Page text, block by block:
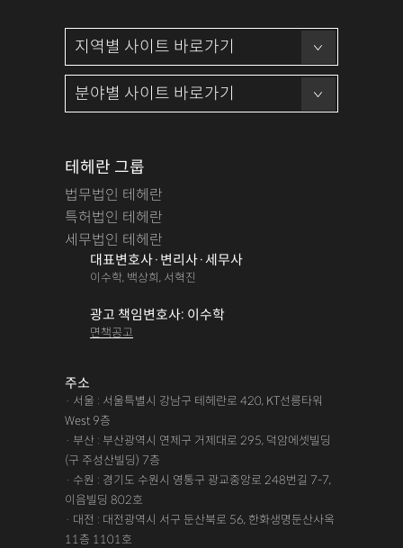
테헤란 그룹
법무법인 테헤란
특허법인 테헤란
세무법인 테헤란
대표변호사·변리사·세무사
이수학, 백상희, 서혁진
광고 책임변호사: 이수학
면책공고
주소
· 서울 : 서울특별시 강남구 테헤란로 420, KT선릉타워
West 9층
· 부산 : 부산광역시 연제구 거제대로 295, 덕암에셋빌딩
(구 주성산빌딩) 7층
· 수원 : 경기도 수원시 영통구 광교중앙로 248번길 7-7,
이음빌딩 802호
· 대전 : 대전광역시 서구 둔산북로 56, 한화생명둔산사옥
11층 1101호